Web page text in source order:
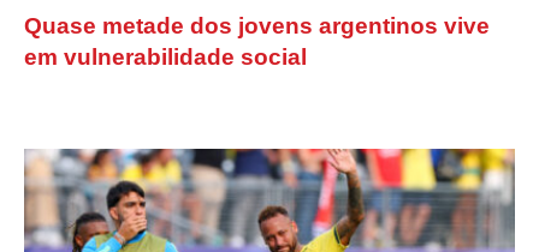
Quase metade dos jovens argentinos vive
em vulnerabilidade social